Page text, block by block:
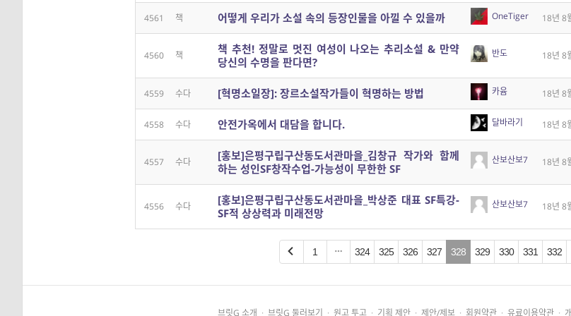
4561 책 어떻게 우리가 소설 속의 등장인물을 아낄 수 있을까 OneTiger 18년 8
4560 책
책 추천! 정말로 멋진 여성이 나오는 추리소설 & 만약
당신의 수명을 판다면?
반도 18년 8
4559 수다 [혁명소일장]: 장르소설작가들이 혁명하는 방법 카윰 18년 8
4558 수다 안전가옥에서 대담을 합니다. 달바라기 18년 8
4557 수다
[홍보]은평구립구산동도서관마을_김창규 작가와 함께
하는 성인SF창작수업-가능성이 무한한 SF
산보산보7 18년 8
4556 수다
[홍보]은평구립구산동도서관마을_박상준 대표 SF특강-
SF적 상상력과 미래전망
산보산보7 18년 8
1 324 325 326 327 328 329 330 331 332
브릿G 소개 · 브릿G 둘러보기 · 원고 투고 · 기획 제안 · 제안/제보 · 회원약관 · 유료이용약관 ·